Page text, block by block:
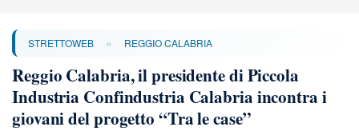
STRETTOWEB » REGGIO CALABRIA
Reggio Calabria, il presidente di Piccola
Industria Confindustria Calabria incontra i
giovani del progetto “Tra le case”